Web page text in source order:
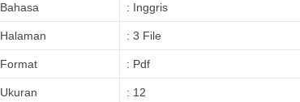
Bahasa : Inggris
Halaman : 3 File
Format : Pdf
Ukuran : 12